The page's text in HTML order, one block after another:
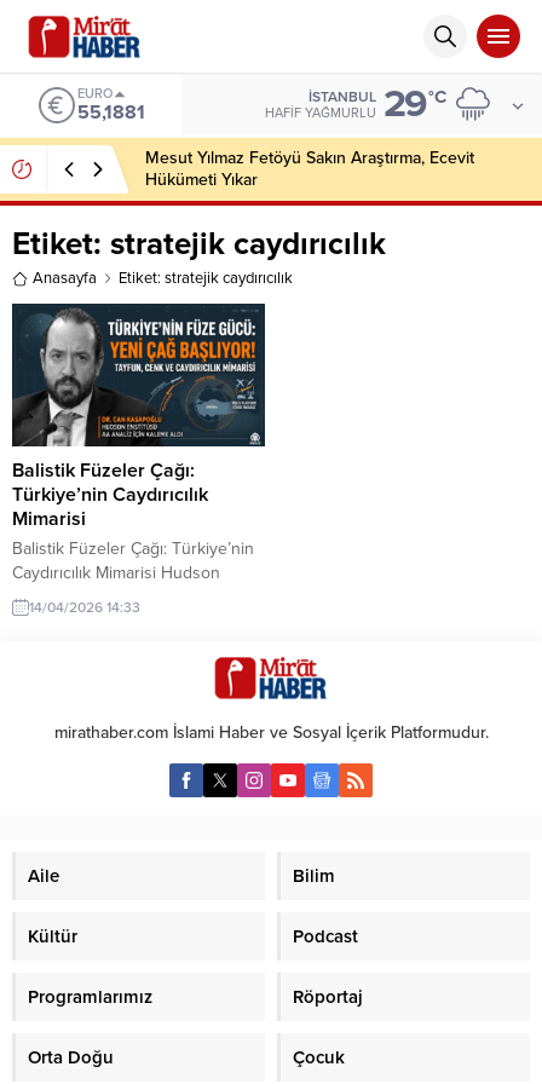
EURO
55,1881
İSTANBUL
HAFIF YAĞMURLU 29°C
Mesut Yılmaz Fetöyü Sakın Araştırma, Ecevit
Hükümeti Yıkar
Etiket: stratejik caydırıcılık
Anasayfa Etiket: stratejik caydırıcılık
Balistik Füzeler Çağı:
Türkiye’nin Caydırıcılık
Mimarisi
Balistik Füzeler Çağı: Türkiye’nin
Caydırıcılık Mimarisi Hudson
Enstitüsü Kıdemli Savunma
Analisti Dr. Can Kasapoğlu,
çalışmalarını AA Analiz için
kaleme aldı. *** ROKETSAN’ın son
dönemde kamuoyuna açık
şekilde sergilediği sistemler
14/04/2026 14:33
mirathaber.com İslami Haber ve Sosyal İçerik Platformudur.
Aile Bilim
Kültür Podcast
Programlarımız Röportaj
Orta Doğu Çocuk